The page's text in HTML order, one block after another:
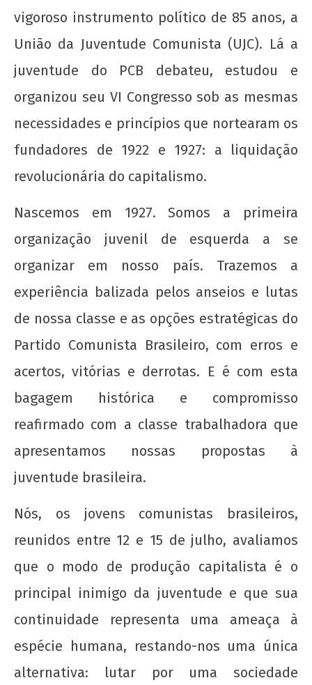
agosto
2012
wp-
A Munição da Direita Não é Travesti
22 de
agosto
de
2012
admin
20 de Novembro - Dia da Consciência Negra
22 de
de
2012
wp-
vigoroso instrumento político de 85 anos, a
União da Juventude Comunista (UJC). Lá a
juventude do PCB debateu, estudou e
organizou seu VI Congresso sob as mesmas
necessidades e princípios que nortearam os
fundadores de 1922 e 1927: a liquidação
revolucionária do capitalismo.
Nascemos em 1927. Somos a primeira
organização juvenil de esquerda a se
organizar em nosso país. Trazemos a
experiência balizada pelos anseios e lutas
de nossa classe e as opções estratégicas do
Partido Comunista Brasileiro, com erros e
acertos, vitórias e derrotas. E é com esta
bagagem histórica e compromisso
reafirmado com a classe trabalhadora que
apresentamos nossas propostas à
juventude brasileira.
Nós, os jovens comunistas brasileiros,
reunidos entre 12 e 15 de julho, avaliamos
que o modo de produção capitalista é o
principal inimigo da juventude e que sua
continuidade representa uma ameaça à
espécie humana, restando-nos uma única
alternativa: lutar por uma sociedade